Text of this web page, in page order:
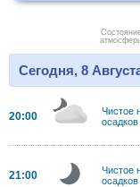
Сегодня, 8
20:00
Чистое
осадков
21:00
Чистое
осадков